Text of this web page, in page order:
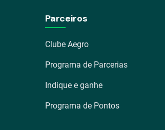
Parceiros
Clube Aegro
Programa de Parcerias
Indique e ganhe
Programa de Pontos